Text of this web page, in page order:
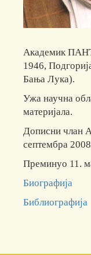
Академик
1946,
Бања Лука).
Ужа научна
материјала.
Дописни члан
септембра
Преминуо 11.
Биографија
Библиографија